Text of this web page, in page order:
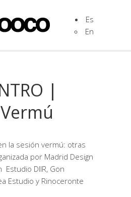
Es
En
|
la sesión vermú: otras
por Madrid Design
Estudio DIIR, Gon
Estudio y Rinoceronte